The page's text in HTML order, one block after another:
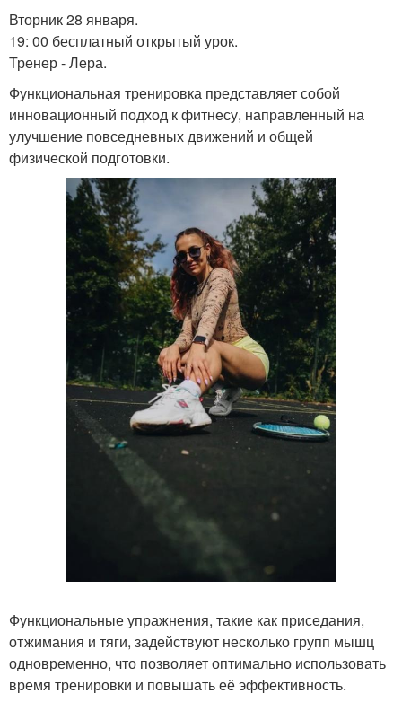
Вторник 28 января.
19: 00 бесплатный открытый урок.
Тренер - Лера.
Функциональная тренировка представляет собой
инновационный подход к фитнесу, направленный на
улучшение повседневных движений и общей
физической подготовки.
Функциональные упражнения, такие как приседания,
отжимания и тяги, задействуют несколько групп мышц
одновременно, что позволяет оптимально использовать
время тренировки и повышать её эффективность.